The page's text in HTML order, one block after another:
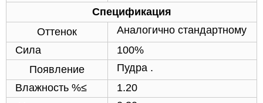
Спецификация
Оттенок
Аналогично стандартному
Сила
100%
Появление
Пудра .
Влажность %≤
1.20